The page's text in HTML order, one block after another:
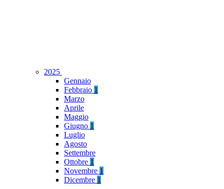
2025
Gennaio
Febbraio 1
Marzo
Aprile
Maggio
Giugno 1
Luglio
Agosto
Settembre
Ottobre 1
Novembre 1
Dicembre 1